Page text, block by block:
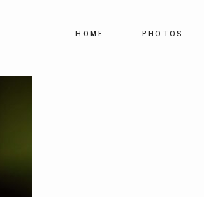
HOME PHOTOS